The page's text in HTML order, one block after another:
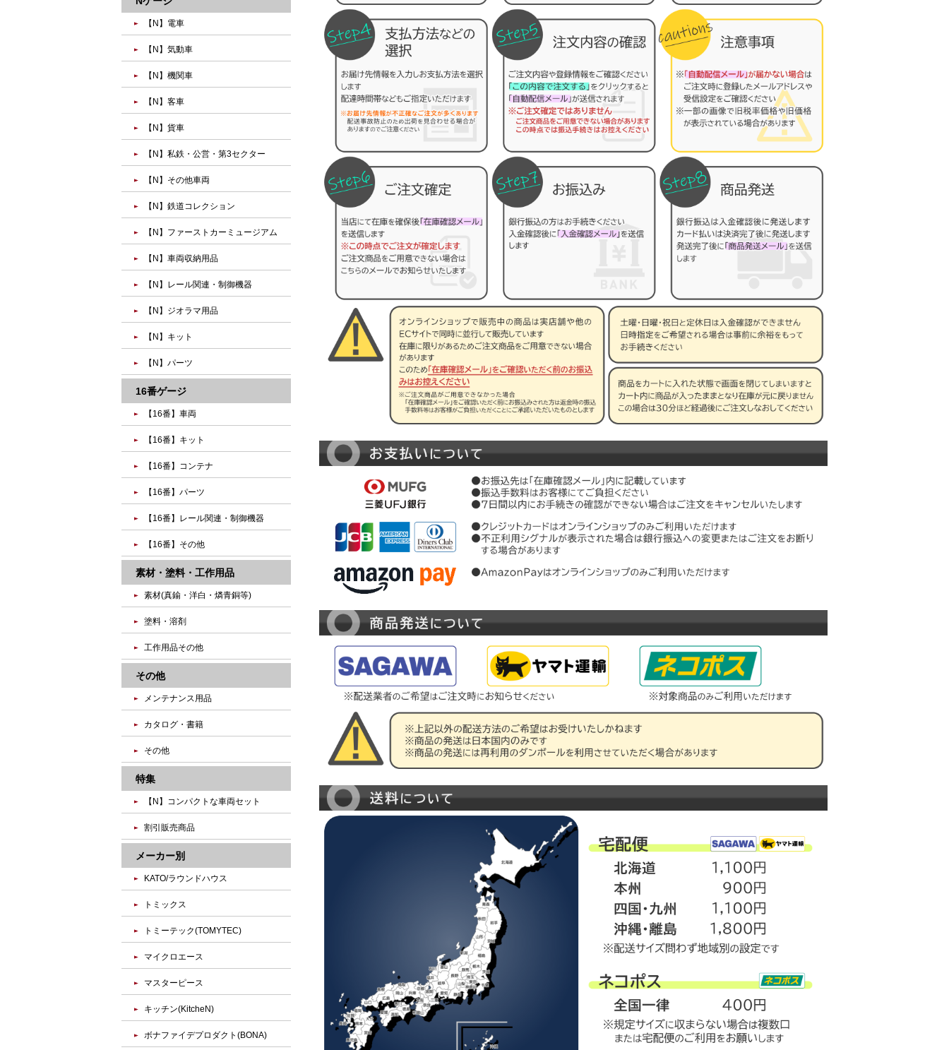
【N】電車
【N】気動車
【N】機関車
【N】客車
【N】貨車
【N】私鉄・公営・第3セクター
【N】その他車両
【N】鉄道コレクション
【N】ファーストカーミュージアム
【N】車両収納用品
【N】レール関連・制御機器
【N】ジオラマ用品
【N】キット
【N】パーツ
16番ゲージ
【16番】車両
【16番】キット
【16番】コンテナ
【16番】パーツ
【16番】レール関連・制御機器
【16番】その他
素材・塗料・工作用品
素材(真鍮・洋白・燐青銅等)
塗料・溶剤
工作用品その他
その他
メンテナンス用品
カタログ・書籍
その他
特集
【N】コンパクトな車両セット
割引販売商品
メーカー別
KATO/ラウンドハウス
トミックス
トミーテック(TOMYTEC)
マイクロエース
マスターピース
キッチン(KitcheN)
ボナファイデプロダクト(BONA)